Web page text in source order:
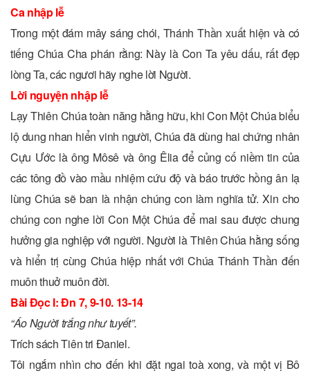
Ca nhập lễ
Trong một đám mây sáng chói, Thánh Thần xuất hiện và có
tiếng Chúa Cha phán rằng: Này là Con Ta yêu dấu, rất đẹp
lòng Ta, các ngươi hãy nghe lời Người.
Lời nguyện nhập lễ
Lạy Thiên Chúa toàn năng hằng hữu, khi Con Một Chúa biểu
lộ dung nhan hiển vinh người, Chúa đã dùng hai chứng nhân
Cựu Ước là ông Môsê và ông Êlia để củng cố niềm tin của
các tông đồ vào mầu nhiệm cứu độ và báo trước hồng ân lạ
lùng Chúa sẽ ban là nhận chúng con làm nghĩa tử. Xin cho
chúng con nghe lời Con Một Chúa để mai sau được chung
hưởng gia nghiệp với người. Người là Thiên Chúa hằng sống
và hiển trị cùng Chúa hiệp nhất với Chúa Thánh Thần đến
muôn thuở muôn đời.
Bài Ðọc I: Ðn 7, 9-10. 13-14
“Áo Người trắng như tuyết”.
Trích sách Tiên tri Ðaniel.
Tôi ngắm nhìn cho đến khi đặt ngai toà xong, và một vị Bô